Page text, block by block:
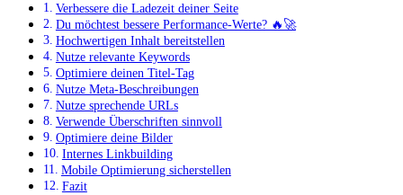
Verbessere die Ladezeit deiner Seite
Du möchtest bessere Performance-Werte? 🔥🚀
Hochwertigen Inhalt bereitstellen
Nutze relevante Keywords
Optimiere deinen Titel-Tag
Nutze Meta-Beschreibungen
Nutze sprechende URLs
Verwende Überschriften sinnvoll
Optimiere deine Bilder
Internes Linkbuilding
Mobile Optimierung sicherstellen
Fazit